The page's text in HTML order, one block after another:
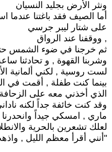
ونثر الأرض بجليد النسيان
أما الصيف فقد باغتنا عندما
على شتار ليبر جرسي
, ووقفنا عند الرواق
ثم خرجنا في ضوء الشمس
وشربنا القهوة , و تحادثنا
لست روسية , لكني ألمانية
بينما كنت طفلة , أقمت في
الذي أخذني معه على
وقد كنت خائفة جداً لكنه
ماري , امسكي جيداً وانحدرنا
لعلك تشعرين بالحرية
"أنني أقرأ معظم الليل ,